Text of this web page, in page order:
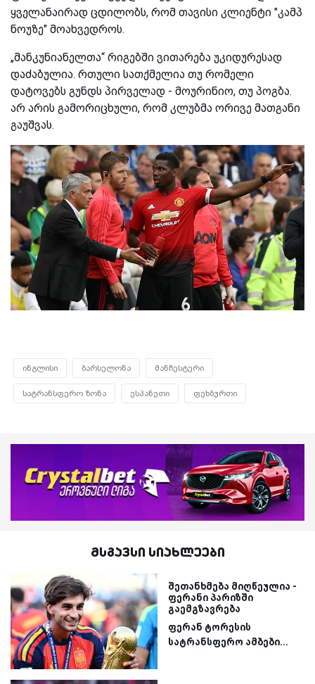
ყველანაირად ცდილობს, რომ თავისი კლიენტი "კამპ
ნოუზე" მოახვედროს.
„მანკუნიანელთა“ რიგებში ვითარება უკიდურესად
დაძაბულია. რთული სათქმელია თუ რომელი
დატოვებს გუნდს პირველად - მოურინიო, თუ პოგბა.
არ არის გამორიცხული, რომ კლუბმა ორივე მათგანი
გაუშვას.
ინგლისი ბარსელონა მანჩესტერი
სატრანსფერო ზონა ესპანეთი ფეხბურთი
მსგავსი სიახლეები
შეთანხმება მიღწეულია -
ფერანი პარიზში
გაემგზავრება
ფერან ტორესის
სატრანსფერო ამბები...